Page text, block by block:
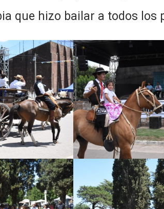
que hizo bailar a todos los